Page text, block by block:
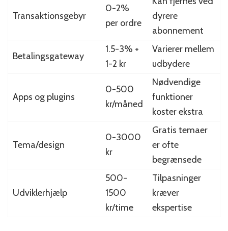
Transaktionsgebyr
0-2%
per ordre
dyrere
abonnement
Betalingsgateway
1.5-3% +
1-2 kr
Varierer mellem
udbydere
Apps og plugins
0-500
kr/måned
Nødvendige
funktioner
koster ekstra
Tema/design
0-3000
kr
Gratis temaer
er ofte
begrænsede
Udviklerhjælp
500-
1500
kr/time
Tilpasninger
kræver
ekspertise